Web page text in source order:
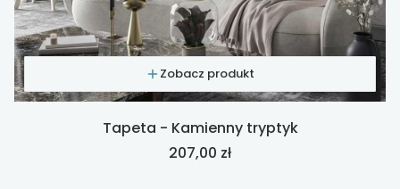
Zobacz produkt
Tapeta - Kamienny tryptyk
Cena
207,00 zł